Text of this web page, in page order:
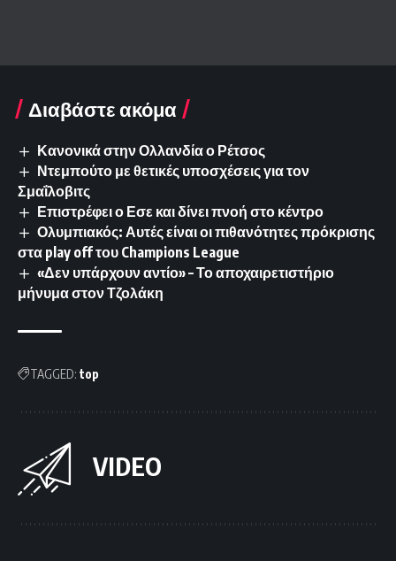
Διαβάστε ακόμα
Κανονικά στην Ολλανδία ο Ρέτσος
Ντεμπούτο με θετικές υποσχέσεις για τον
Σμαΐλοβιτς
Επιστρέφει ο Εσε και δίνει πνοή στο κέντρο
Ολυμπιακός: Αυτές είναι οι πιθανότητες πρόκρισης
στα play off του Champions League
«Δεν υπάρχουν αντίο» – Το αποχαιρετιστήριο
μήνυμα στον Τζολάκη
TAGGED: top
VIDEO